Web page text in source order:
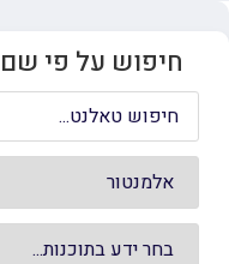
חיפוש על פי